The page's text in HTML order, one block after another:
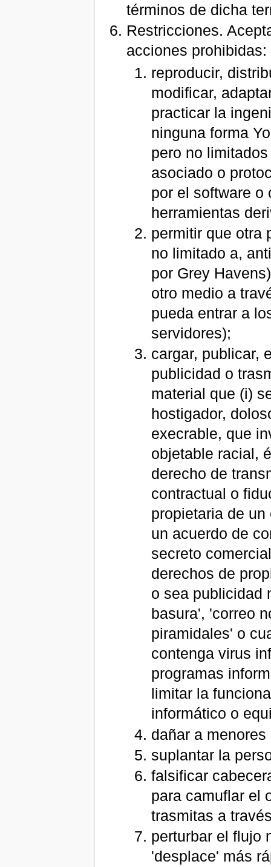
términos de dicha
Restricciones.
acciones prohibidas:
reproducir,
modificar,
practicar la
ninguna forma
pero no
asociado o
por el software o
herramientas
permitir que otra
no limitado a,
por Grey
otro medio a
pueda entrar a
servidores);
cargar, publicar,
publicidad o
material que (i)
hostigador,
execrable, que
objetable racial,
derecho de
contractual o
propietaria de
un acuerdo de
secreto
derechos de
o sea publicidad
basura', 'correo
piramidales' o
contenga virus
programas
limitar la
informático o
dañar a
suplantar la
falsificar
para camuflar el
trasmitas a
perturbar el flujo
'desplace' más